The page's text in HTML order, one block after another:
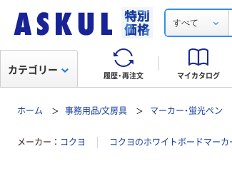
すべて
履歴・再注文 マイカタログ
カテゴリー
ホーム 事務用品/文房具 マーカー・蛍光ペン
メーカー コクヨ コクヨのホワイトボードマーカ